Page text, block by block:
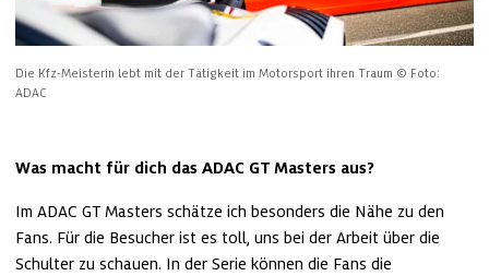
Die Kfz-Meisterin lebt mit der Tätigkeit im Motorsport ihren Traum © Foto:
ADAC
Was macht für dich das ADAC GT Masters aus?
Im ADAC GT Masters schätze ich besonders die Nähe zu den
Fans. Für die Besucher ist es toll, uns bei der Arbeit über die
Schulter zu schauen. In der Serie können die Fans die